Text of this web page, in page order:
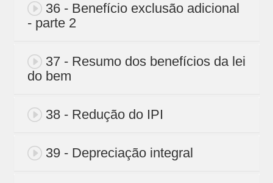
36 - Benefício exclusão adicional
- parte 2
37 - Resumo dos benefícios da lei
do bem
38 - Redução do IPI
39 - Depreciação integral